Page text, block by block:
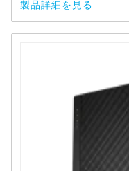
製品詳細を見る